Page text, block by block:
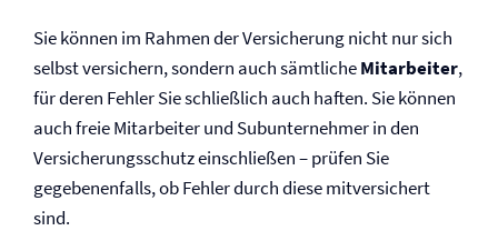
Sie können im Rahmen der Versicherung nicht nur sich
selbst versichern, sondern auch sämtlicheMitarbeiter,
für deren Fehler Sie schließlich auch haften. Sie können
auch freie Mitarbeiter und Subunternehmer in den
Versicherungsschutz einschließen – prüfen Sie
gegebenenfalls, ob Fehler durch diese mitversichert
sind.